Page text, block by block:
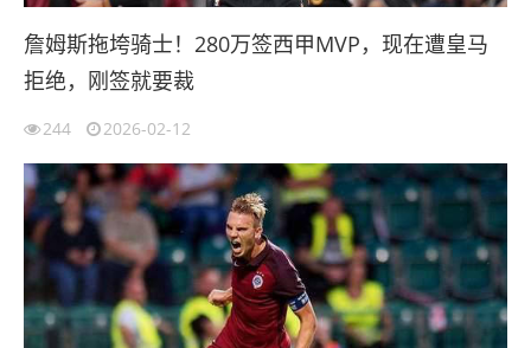
詹姆斯拖垮骑士！280万签西甲MVP，现在遭皇马
拒绝，刚签就要裁
244 2026-02-12